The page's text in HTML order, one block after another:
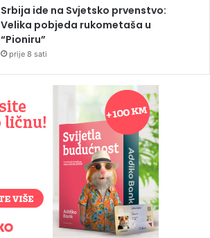
Srbija ide na Svjetsko prvenstvo:
Velika pobjeda rukometaša u
“Pioniru”
prije 8 sati